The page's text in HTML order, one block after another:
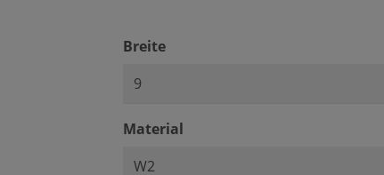
Breiteauswählen
Material